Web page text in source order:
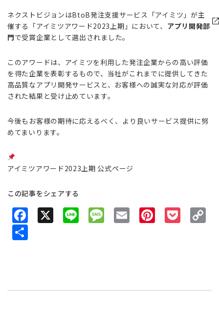
ネクストビジョンはBtoB発注支援サービス「アイミツ」が主
催する「アイミツアワード2023上期」において、 アプリ開発部
門で受賞企業として選出されました。
このアワードは、アイミツを利用した発注企業からの高い評価
を得た企業を表彰するもので、当社がこれまでに提供してきた
高品質なアプリ開発サービスと、お客様への誠実な対応が評価
された結果と受け止めています。
今後もお客様の期待に応えるべく、より良いサービス提供に努
めてまいります。
アイミツアワード2023上期 公式ページ
この記事をシェアする
o
Li M
g
Pi
e
P
t n